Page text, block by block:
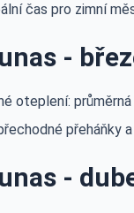
čas pro zimní
-
oteplení:
přeháňky
-